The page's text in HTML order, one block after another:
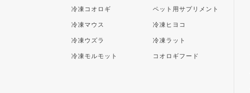
冷凍コオロギ ペット用サプリメント
冷凍マウス 冷凍ヒヨコ
冷凍ウズラ 冷凍ラット
冷凍モルモット コオロギフード